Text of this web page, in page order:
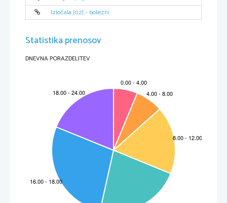
ČAROVNIŠTVO NA SLOVENSKEM
ZAKAJ JE PRIŠLO DO PREGANJANJ?
Nekateri si to razlagajo kot krepitev politične oblasti in discipliniranje,
drugi pa trdijo, da je pri vsem tem šlo le za uničenje modrih žensk. Pri tem
gre zlasti za boj proti babicam, ki so poznale razne metode preprečevanja
nosečnosti, kar pa ni bilo po godu niti tedanji Cerkvi niti oblasti, ki je bila
politično usmerjena v načrtovanje čim večjega naraščaja (in s tem tudi
čimveč delovne sile). Pri teh “naraščajskih” načrtih pa so jih ženske (s
svojim znanjem o kontracepciji) seveda ovirale.
Krščanstvo je imelo kontracepcijo za greh, hudičevo delo, zato jo je
prepovedalo. Iztrebljevalska gonja proti modrim ženskam je bila
osredotočena na babice, ki so bile znane tudi po tem, da so bile
strokovnjakinje za nadzorovanje rojstev. Številni raziskovalci trdijo, da je
mogoče preganjanje čarovnic razumeti kot stranski produkt boja proti
nadzorovanju rojstev in da je bilo preganjanje čarovnic dejanje Cerkve in
ZAČETEK BOJA PROTI ČAROVNICAM
Že predkrščanska Evropa je bila prežeta z verovanji v zle in dobre duhove,
volkodlake, hudiča in čarovnice. Ljudje so poznali številne kulte, v okviru
katerih so žrtvovali bogovom stvari, živali ali celo ljudi.
Toda s širjenjem krščanstva so se začeli kulti umikati novi veri. Cerkev je
poganske praznike nadomestila s svojimi obredi, stare pa je prepovedala.
Česar pa jim ni uspelo predelati, je postalo nesprejemljivo in magija se je
krščanstvu pokazala kot hud sovražnik in so se odločili, da jo morajo
izkoreniniti. Zato so ljudski običaji začeli dobivati predznake hudičevega
Izločala [02] - bolezni
Statistika prenosov
DNEVNA PORAZDELITEV